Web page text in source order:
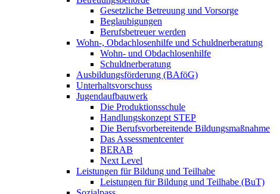
Gesetzliche Betreuung und Vorsorge
Beglaubigungen
Berufsbetreuer werden
Wohn-, Obdachlosenhilfe und Schuldnerberatung
Wohn- und Obdachlosenhilfe
Schuldnerberatung
Ausbildungsförderung (BAföG)
Unterhaltsvorschuss
Jugendaufbauwerk
Die Produktionsschule
Handlungskonzept STEP
Die Berufsvorbereitende Bildungsmaßnahme
Das Assessmentcenter
BERAB
Next Level
Leistungen für Bildung und Teilhabe
Leistungen für Bildung und Teilhabe (BuT)